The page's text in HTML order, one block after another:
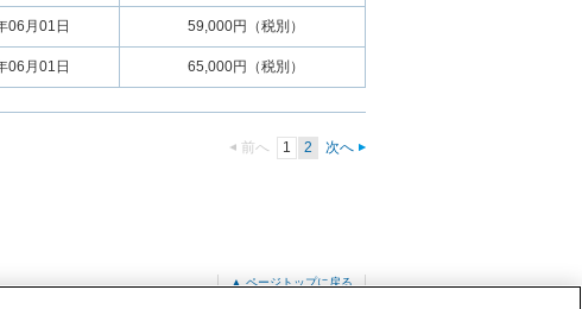
06月01日 59,000円（税別）
06月01日 65,000円（税別）
前へ 1 2 次へ
▲ ページトップに戻る